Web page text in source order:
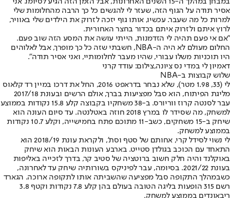
אסיר תודה על הגוף הזה, שעזר לי להגשים כל כך הרבה מהחלומות שלי
למרות כל מה שעבר. עכשיו, אותו גוף יזכה לזרוק את הילדים שלי באוויר,
לרוץ איתם ולזרוק איתם בכדור בחצר האחורית.
"אם אי פעם תהיה לי הזדמנות, הייתי עושה את המסע הזה שוב פעם.
החלום מעולם לא היה ה-NBA, חשבתי שזה כל כך מופרך, אבל לאלוהים
היו תוכניות משלו עבורי, שהיו מעבר לחלומותיי, ואני אסיר תודה".
דאמיון לי במדי נס ציונה,צילום: עודד קרני
שלוש קבוצות ב-NBA
לי (33, 1.98 מטר), שלא נבחר בדראפט 2016, החל את דרכו במיין רד קלאוס
מליגת הפיתוח, הוא סבל מפציעות בברך, אולם הרשים ובעונת 2017/18
עבר לסנטה קרוז ווריורס. ב-38 משחקיו בקבוצה קלע 15.8 נקודות בממוצע
למשחק, מה שסידר לו במרץ 2018 חוזה באטלנטה. עד סיום העונה הוא
שיחק ב-15 משחקים, כשב-11 מתוכם פתח בחמישייה, וקלע 10.7 נקודות
בממוצע למשחק.
לי נשוי לסידל קרי, אחותם של סטף וסת', ולקראת עונת 2018/19 הוא
התאחד עם הכוכב בגולדן סטייט. בארבע העונות הבאות הוא שיחק
באוקלנד והיה חלק חשוב ברוטציה של סטיב קר, בדרך לזכייה באליפות
בעונת 2021/22. בסיומה, עבר לפיניקס בשורותיה שיחק עד לאחרונה,
כשבמהלך התקופה סבל מפציעה שהשביתה אותו לתקופה ארוכה. הגארד
רשם 315 הופעות בליגה הטובה בעולם בהן קלע 7.8 נקודות וקטף 3.8
ריבאונדים בממוצע למשחק.